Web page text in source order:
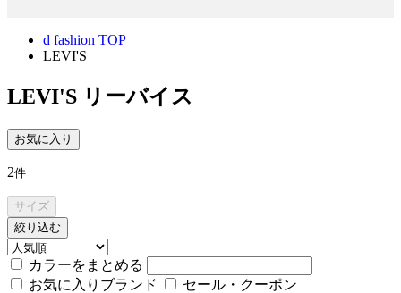
d fashion TOP
LEVI'S
LEVI'S リーバイス
お気に入り
2件
サイズ
絞り込む
カラーをまとめる
お気に入りブランド
セール・クーポン